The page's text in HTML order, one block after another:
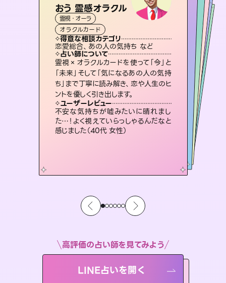
おう 霊感オラクル
霊視・オーラ
オラクルカード
得意な相談カテゴリ
恋愛総合、あの人の気持ち など
占い師について
霊視×オラクルカードを使って「今」と
「未来」そして「気になるあの人の気持
ち」まで丁寧に読み解き、恋や人生のヒ
ントを優しく引き出します。
ユーザーレビュー
不安な気持ちが嘘みたいに晴れまし
た…！よく視えていらっしゃるんだなと
感じました（40代 女性）
アイリス -iris-
西洋占星術
ルーン
得意な相談カテゴリ
恋愛総合、片想い、二人の未来 など
占い師について
復縁、恋愛、不倫の行方、同性愛や片
思い、仕事関係や借金問題まで知りた
いことや心の負担になっていることを
紐解き、背中をそっと押して導きます。
ユーザーレビュー
安心感のあり、言い切ってくれる所や濁
さない鑑定のおかげで、毎回自分の気
持ちを整えられます（30代 男性）
彗望
霊視・オーラ
スピリチュアル・リーディング
得意な相談カテゴリ
片想い、あの人の気持ち、復縁 など
占い師について
3,700年以上の歴史を持つ東洋最古の
占術「易占」で詳細まで占い、幸せへ向
かう道筋を示します。厳しい結果にも具
体的な対策をお伝えします。
ユーザーレビュー
複雑な背景もしっかり聞いて鑑定して
いただけました。気持ちが楽になりまし
た（50代 女性）
とうげんみう
霊視・オーラ
スピリチュアル・リーディング
得意な相談カテゴリ
片想い、あの人の気持ち、復縁 など
占い師について
恋愛のお悩みの中でも特に「曖昧な関係」の相談を得意としており、友達以上恋人未満なお相手との今後や本音を丁寧に読み解き恋愛成就へと導きます。
ユーザーレビュー
鑑定していただいてアドバイス通りに行
動すると仲が復活してきました。ありが
とうございました（40代 女性）
未来視師＊花
スピリチュアル・リーディング
得意な相談カテゴリ
出逢い、片想い、復縁 など
占い師について
未来には何パターンもの選択肢があり
ます。不安で視えにくくなっているあな
たの素敵な未来を見つけ、その未来を
選択できるようアドバイスします。
ユーザーレビュー
職場の人の性質や人間関係、本心など
本当によく視えていてびっくり。対策が
打てて前向きになれます（40代）
霊視・オーラ タロット
スピリチュアル・リーディング
得意な相談カテゴリ
片想い、二人の未来、年の差 など
占い師について
連絡再開、復縁、成就などの報告実績
多数。セラピストとして2万超の施術経
験があるからこそできる鑑定で、より良
い未来をサポートします。
ユーザーレビュー
とても心温まる鑑定でした。しかもこち
らは何も言っていないのに視えていらっ
しゃるんだなと驚きです（30代女性）
高評価の占い師を見てみよう
LINE占いを開く